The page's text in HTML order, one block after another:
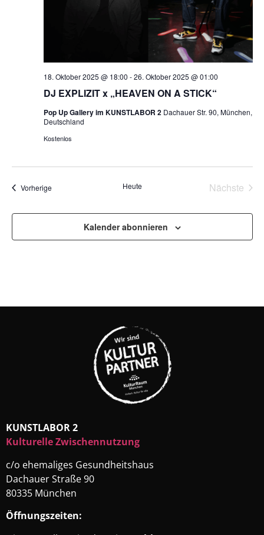
DJ EXPLIZIT x „HEAVEN ON A STICK“
18. Oktober 2025 @ 18:00 -26. Oktober 2025 @ 01:00
Pop Up Gallery im KUNSTLABOR 2 Dachauer Str. 90, München,
Deutschland
Kostenlos
VorherigeVeranstaltungen Heute Nächste
Kalender abonnieren
KUNSTLABOR 2
Kulturelle Zwischennutzung
c/o ehemaliges Gesundheitshaus
Dachauer Straße 90
80335 München
Öffnungszeiten: